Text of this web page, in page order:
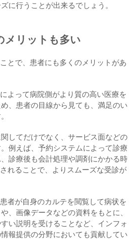
に行うことが出来るでしょう。
メリットも多い
とで、患者にも多くのメリットがあ
よって病院側がより質の高い医療を
、患者の目線から見ても、満足のい
してだけでなく、サービス面などの
例えば、予約システムによって診療
診療後も会計処理や調剤にかかる時
れることで、よりスムーズな受診が
者が自身のカルテを閲覧して病状を
、画像データなどの資料をもとに、
い説明を受けることなど、インフォ
報提供の分野においても貢献してい